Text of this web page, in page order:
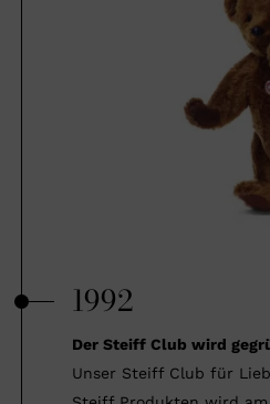
1992
Der Steiff Club wird
Unser Steiff Club für